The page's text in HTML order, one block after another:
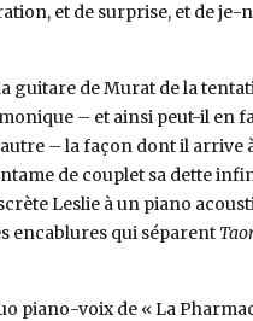
et de surprise, et de je-
guitare de Murat de la
– et ainsi peut-il en
– la façon dont il arrive
de couplet sa dette
Leslie à un piano
encablures qui séparent
piano-voix de « La